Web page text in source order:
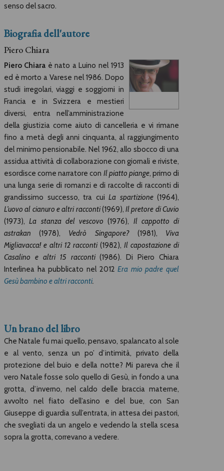
senso del sacro.
Biografia dell'autore
Piero Chiara
Piero Chiara è nato a Luino nel 1913
ed è morto a Varese nel 1986. Dopo
studi irregolari, viaggi e soggiorni in
Francia e in Svizzera e mestieri
diversi, entra nell’amministrazione
della giustizia come aiuto di cancelleria e vi rimane
fino a metà degli anni cinquanta, al raggiungimento
del minimo pensionabile. Nel 1962, allo sbocco di una
assidua attività di collaborazione con giornali e riviste,
esordisce come narratore con Il piatto piange, primo di
una lunga serie di romanzi e di raccolte di racconti di
grandissimo successo, tra cui La spartizione(1964),
L’uovo al cianuro e altri racconti(1969),Il pretore di Cuvio
(1973),La stanza del vescovo (1976), Il cappotto di
astrakan (1978), Vedrò Singapore?(1981), Viva
Migliavacca! e altri 12 racconti(1982), Il capostazione di
Casalino e altri 15 racconti(1986). Di Piero Chiara
Interlinea ha pubblicato nel 2012Era mio padre quel
Gesù bambino e altri racconti.
Un brano del libro
Che Natale fu mai quello, pensavo, spalancato al sole
e al vento, senza un po’ d’intimità, privato della
protezione del buio e della notte? Mi pareva che il
vero Natale fosse solo quello di Gesù, in fondo a una
grotta, d’inverno, nel caldo delle braccia materne,
avvolto nel fiato dell’asino e del bue, con San
Giuseppe di guardia sull’entrata, in attesa dei pastori,
che svegliati da un angelo e vedendo la stella scesa
sopra la grotta, correvano a vedere.